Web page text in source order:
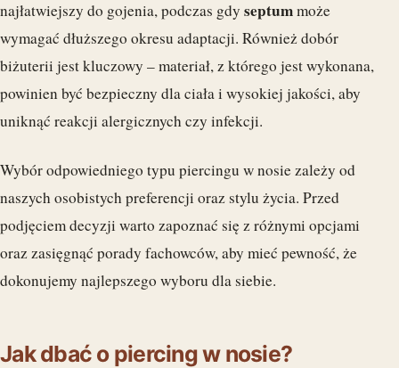
najłatwiejszy do gojenia, podczas gdy septummoże
wymagać dłuższego okresu adaptacji. Również dobór
biżuterii jest kluczowy – materiał, z którego jest wykonana,
powinien być bezpieczny dla ciała i wysokiej jakości, aby
uniknąć reakcji alergicznych czy infekcji.
Wybór odpowiedniego typu piercingu w nosie zależy od
naszych osobistych preferencji oraz stylu życia. Przed
podjęciem decyzji warto zapoznać się z różnymi opcjami
oraz zasięgnąć porady fachowców, aby mieć pewność, że
dokonujemy najlepszego wyboru dla siebie.
Jak dbać o piercing w nosie?